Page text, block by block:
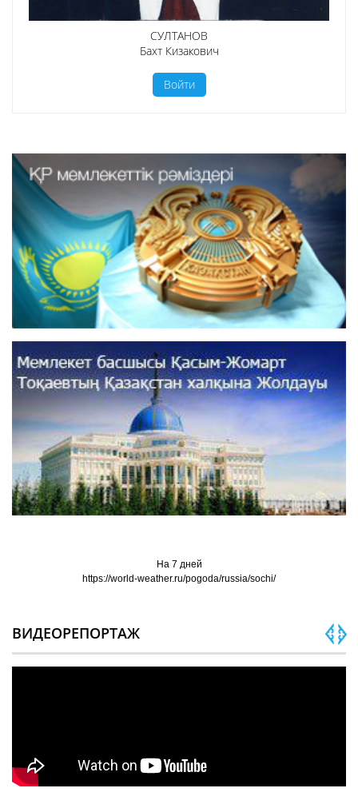
СУЛТАНОВ
Бахт Кизакович
Войти
На 7 дней
https://world-weather.ru/pogoda/russia/sochi/
ВИДЕОРЕПОРТАЖ